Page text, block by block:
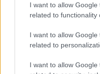
I want to allow
related to functionality
I want to allow
related to
I want to allow
A BAROKK ÖSSZES
KIVÁLÓ PROGRAM
Középpontban a